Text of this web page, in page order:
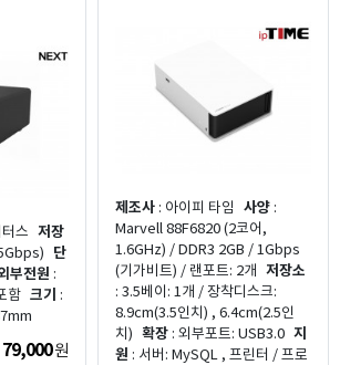
스 저장
단
부전원 :
함 크기 :
79,000원
제조사 : 아이피 타임 사양 :
Marvell 88F6820 (2코어,
1.6GHz) / DDR3 2GB / 1Gbps
(기가비트) / 랜포트: 2개 저장소
: 3.5베이: 1개 / 장착디스크:
8.9cm(3.5인치) , 6.4cm(2.5인
치) 확장 : 외부포트: USB3.0 지
원 : 서버: MySQL , 프린터 / 프로